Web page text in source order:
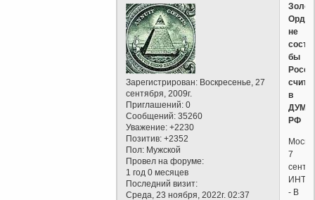
Зарегистрирован: Воскресенье, 27
сентября, 2009г.
Приглашений: 0
Сообщений: 35260
Уважение: +2230
Позитив: +2352
Пол: Мужской
Провел на форуме:
1 год 0 месяцев
Последний визит:
Среда, 23 ноября, 2022г. 02:37
Орды
не
бы
в
ДУМ
РФ
7
- В